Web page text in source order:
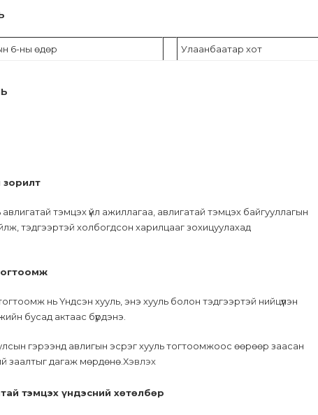
6-ны өдөр Улаанбаатар хот
зорилт
авлигатай тэмцэх үйл ажиллагаа, авлигатай тэмцэх байгууллагын
тэдгээртэй холбогдсон харилцааг зохицуулахад
нь Үндсэн хууль, энэ хууль болон тэдгээртэй нийцүүлэн
бусад актаас бүрдэнэ.
гэрээнд авлигын эсрэг хууль тогтоомжоос өөрөөр заасан
заалтыг дагаж мөрдөнө.Хэвлэх
тэмцэх үндэсний хөтөлбөр